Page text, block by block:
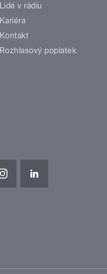
Lidé v rádiu
Kariéra
Kontakt
Rozhlasový poplatek